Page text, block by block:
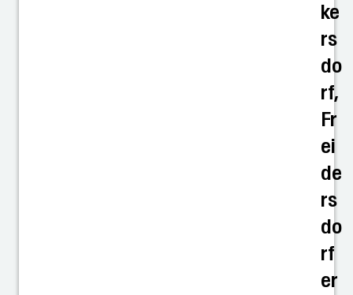
ke
rs
do
rf,
Fr
ei
de
rs
do
rf
er